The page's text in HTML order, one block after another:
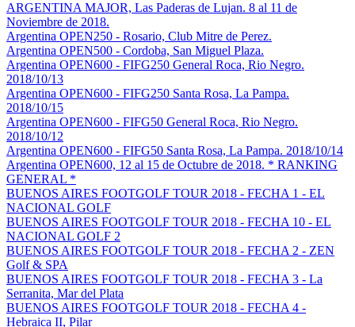
ARGENTINA MAJOR, Las Paderas de Lujan. 8 al 11 de
Noviembre de 2018.
Argentina OPEN250 - Rosario, Club Mitre de Perez.
Argentina OPEN500 - Cordoba, San Miguel Plaza.
Argentina OPEN600 - FIFG250 General Roca, Rio Negro.
2018/10/13
Argentina OPEN600 - FIFG250 Santa Rosa, La Pampa.
2018/10/15
Argentina OPEN600 - FIFG50 General Roca, Rio Negro.
2018/10/12
Argentina OPEN600 - FIFG50 Santa Rosa, La Pampa. 2018/10/14
Argentina OPEN600, 12 al 15 de Octubre de 2018. * RANKING
GENERAL *
BUENOS AIRES FOOTGOLF TOUR 2018 - FECHA 1 - EL
NACIONAL GOLF
BUENOS AIRES FOOTGOLF TOUR 2018 - FECHA 10 - EL
NACIONAL GOLF 2
BUENOS AIRES FOOTGOLF TOUR 2018 - FECHA 2 - ZEN
Golf & SPA
BUENOS AIRES FOOTGOLF TOUR 2018 - FECHA 3 - La
Serranita, Mar del Plata
BUENOS AIRES FOOTGOLF TOUR 2018 - FECHA 4 -
Hebraica II, Pilar